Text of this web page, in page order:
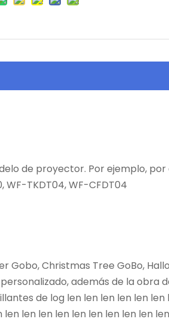
de proyector. Por ejemplo, por
WF-TKDT04, WF-CFDT04
Gobo, Christmas Tree GoBo,
además de la obra
de log len len len len len len
len len len len len len len len